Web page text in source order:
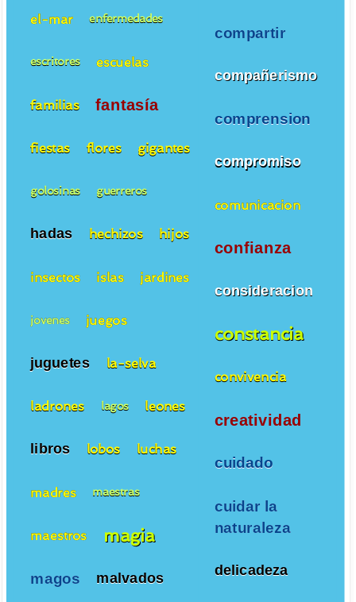
compartir
compañerismo
comprension
compromiso
comunicacion
confianza
consideracion
constancia
convivencia
creatividad
cuidado
cuidar la
naturaleza
delicadeza
el-mar enfermedades
escritores escuelas
familias fantasía
fiestas flores gigantes
golosinas guerreros
hadas hechizos hijos
insectos islas jardines
jovenes juegos
juguetes la-selva
ladrones lagos leones
libros lobos luchas
madres maestras
maestros magia
magos malvados